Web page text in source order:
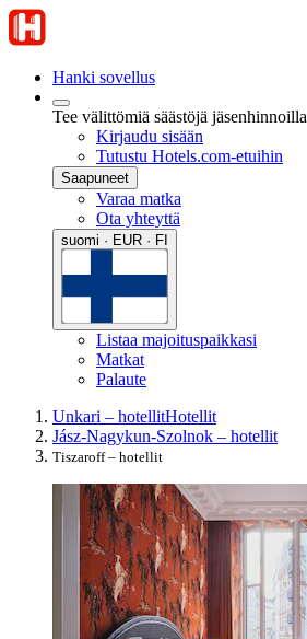
Hanki sovellus
Tee välittömiä säästöjä jäsenhinnoilla
Kirjaudu sisään
Tutustu Hotels.com-etuihin
Saapuneet
Varaa matka
Ota yhteyttä
suomi · EUR · FI
Listaa majoituspaikkasi
Matkat
Palaute
Unkari – hotellitHotellit
Jász-Nagykun-Szolnok – hotellit
Tiszaroff – hotellit